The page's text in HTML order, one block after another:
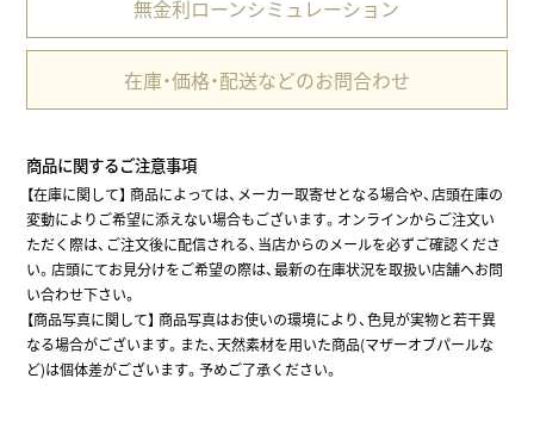
無金利ローンシミュレーション
在庫・価格・配送などのお問合わせ
商品に関するご注意事項
【在庫に関して】商品によっては、メーカー取寄せとなる場合や、店頭在庫の
変動によりご希望に添えない場合もございます。オンラインからご注文い
ただく際は、ご注文後に配信される、当店からのメールを必ずご確認くださ
い。店頭にてお見分けをご希望の際は、最新の在庫状況を取扱い店舗へお問
い合わせ下さい。
【商品写真に関して】 商品写真はお使いの環境により、色見が実物と若干異
なる場合がございます。また、天然素材を用いた商品(マザーオブパールな
ど)は個体差がございます。予めご了承ください。